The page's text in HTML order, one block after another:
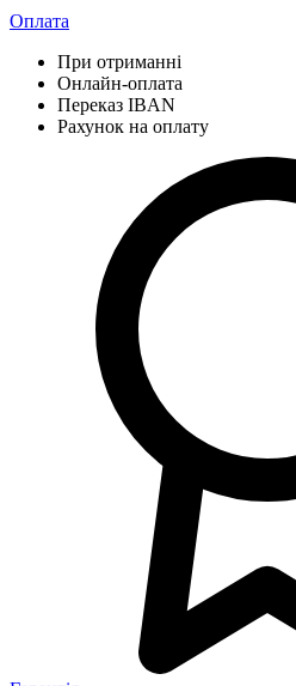
Оплата
При отриманні
Онлайн-оплата
Переказ IBAN
Рахунок на оплату